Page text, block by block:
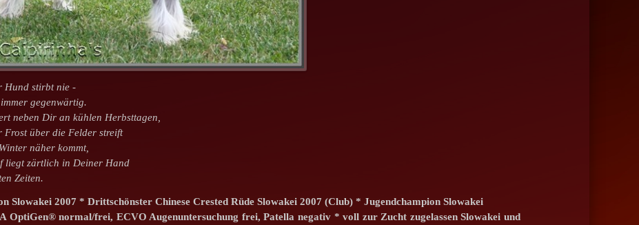
Hund stirbt nie -
gegenwärtig.
neben Dir an kühlen Herbsttagen,
Frost über die Felder streift
näher kommt,
liegt zärtlich in Deiner Hand
Zeiten.
Slowakei 2007 * Drittschönster Chinese Crested Rüde Slowakei 2007 (Club) * Jugendchampion Slowakei
OptiGen® normal/frei, ECVO Augenuntersuchung frei,Patella negativ * voll zur Zucht zugelassen Slowakei und